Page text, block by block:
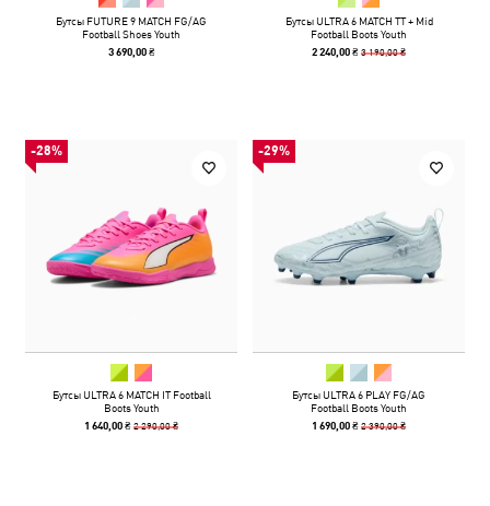
Бутсы FUTURE 9 MATCH FG/AG
Football Shoes Youth
3 690,00 ₴
Бутсы ULTRA 6 MATCH TT + Mid
Football Boots Youth
2 240,00 ₴3 190,00 ₴
-28%
Бутсы ULTRA 6 MATCH IT Football
Boots Youth
1 640,00 ₴2 290,00 ₴
-29%
Бутсы ULTRA 6 PLAY FG/AG
Football Boots Youth
1 690,00 ₴2 390,00 ₴